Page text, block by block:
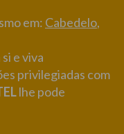
em: Cabedelo,
e viva
privilegiadas com
lhe pode